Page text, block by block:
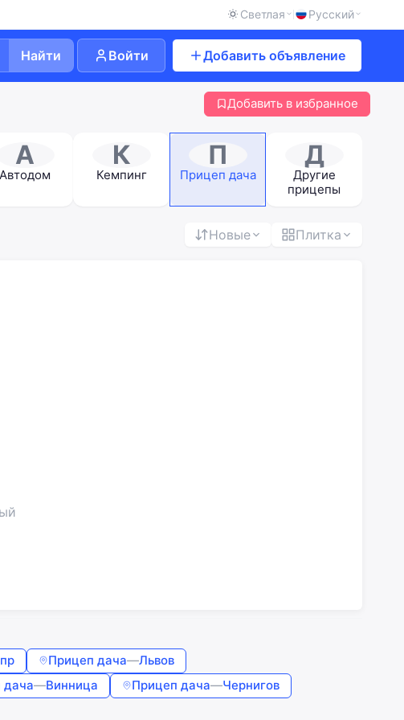
Светлая Русский
Найти Войти Добавить объявление
Добавить в избранное
А
Автодом
К
Кемпинг
П
Прицеп дача
Д
Другие
прицепы
Новые Плитка
Прицеп дача—Львов
дача—Винница Прицеп дача—Чернигов